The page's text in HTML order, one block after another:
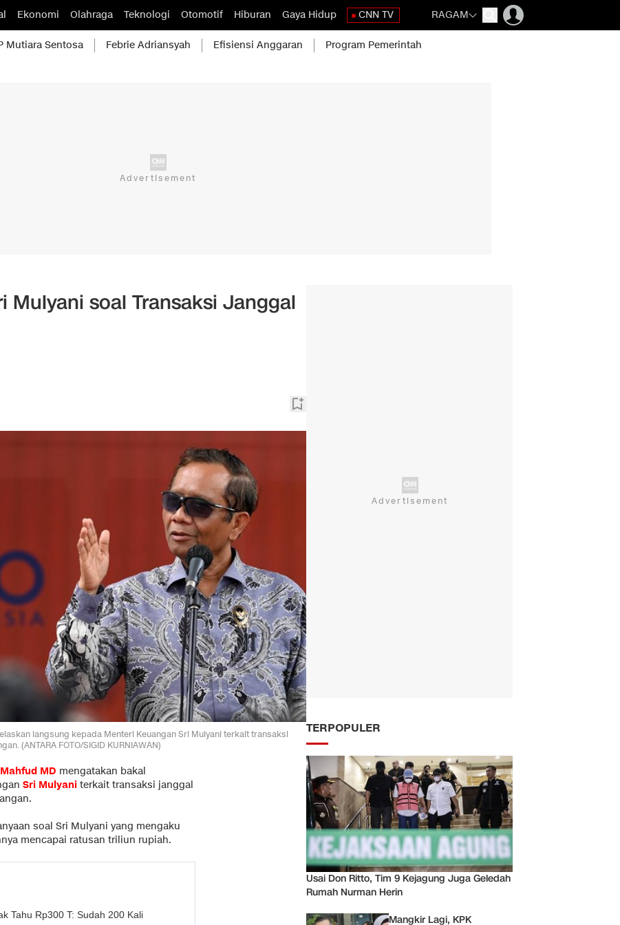
Ekonomi Olahraga Teknologi Otomotif Hiburan Gaya Hidup CNN TV RAGAM
Mutiara Sentosa Febrie Adriansyah Efisiensi Anggaran Program Pemerintah
Mulyani soal Transaksi Janggal
langsung kepada Menteri Keuangan Sri Mulyani terkait transaksi
(ANTARA FOTO/SIGID KURNIAWAN)
Mahfud MD mengatakan bakal
Sri Mulyani terkait transaksi janggal
soal Sri Mulyani yang mengaku
mencapai ratusan triliun rupiah.
Tahu Rp300 T: Sudah 200 Kali
TERPOPULER
Usai Don Ritto, Tim 9 Kejagung Juga Geledah
Rumah Nurman Herin
Mangkir Lagi, KPK